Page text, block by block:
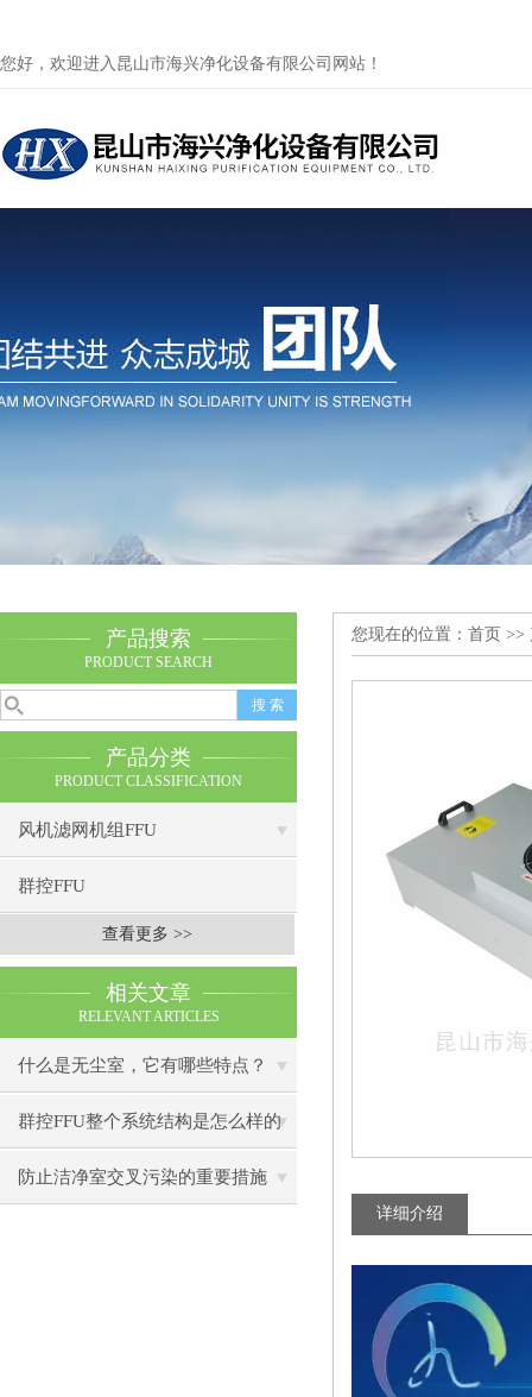
您好，欢迎进入昆山市海兴净化设备有限公司网站！
产品搜索
PRODUCT SEARCH
产品分类
PRODUCT CLASSIFICATION
风机滤网机组FFU
群控FFU
查看更多 >>
相关文章
RELEVANT ARTICLES
什么是无尘室，它有哪些特点？
群控FFU整个系统结构是怎么样的
呢？
防止洁净室交叉污染的重要措施
您现在的位置： 首页 >>
详细介绍